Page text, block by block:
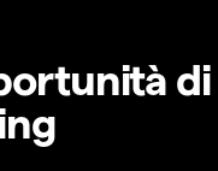
di